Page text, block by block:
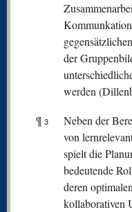
der
werden
¶ 3
Neben der
von
spielt die
bedeutende
deren
kollaborativen